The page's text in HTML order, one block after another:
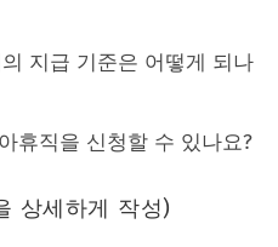
지급 기준은 어떻게 되나
휴직을 신청할 수 있나요?
상세하게 작성)